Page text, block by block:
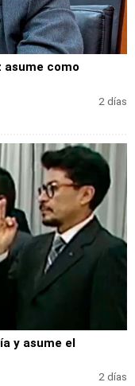
asume como
2 días
y asume el
2 días